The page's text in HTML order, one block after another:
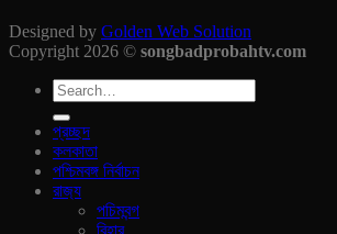
Designed by Golden Web Solution
Copyright 2026 © songbadprobahtv.com
প্রচ্ছদ
কলকাতা
পশ্চিমবঙ্গ নির্বাচন
রাজ‍্য
পচিমবন্গ